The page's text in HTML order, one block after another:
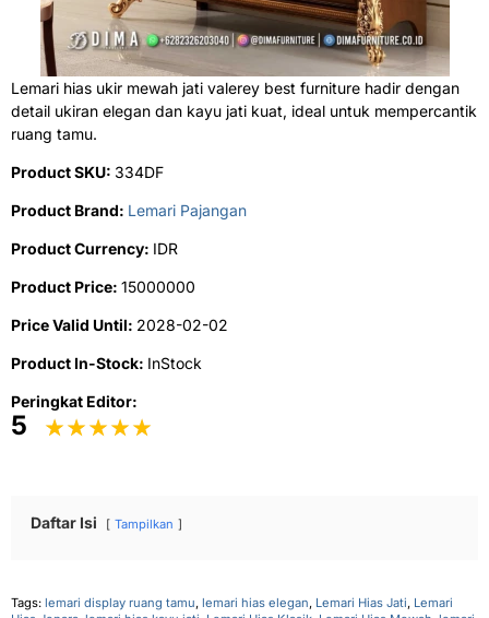
Lemari hias ukir mewah jati valerey best furniture hadir dengan
detail ukiran elegan dan kayu jati kuat, ideal untuk mempercantik
ruang tamu.
Product SKU: 334DF
Product Brand: Lemari Pajangan
Product Currency: IDR
Product Price: 15000000
Price Valid Until: 2028-02-02
Product In-Stock: InStock
Peringkat Editor:
5
Daftar Isi Tampilkan
Tags: lemari display ruang tamu, lemari hias elegan, Lemari Hias Jati, Lemari